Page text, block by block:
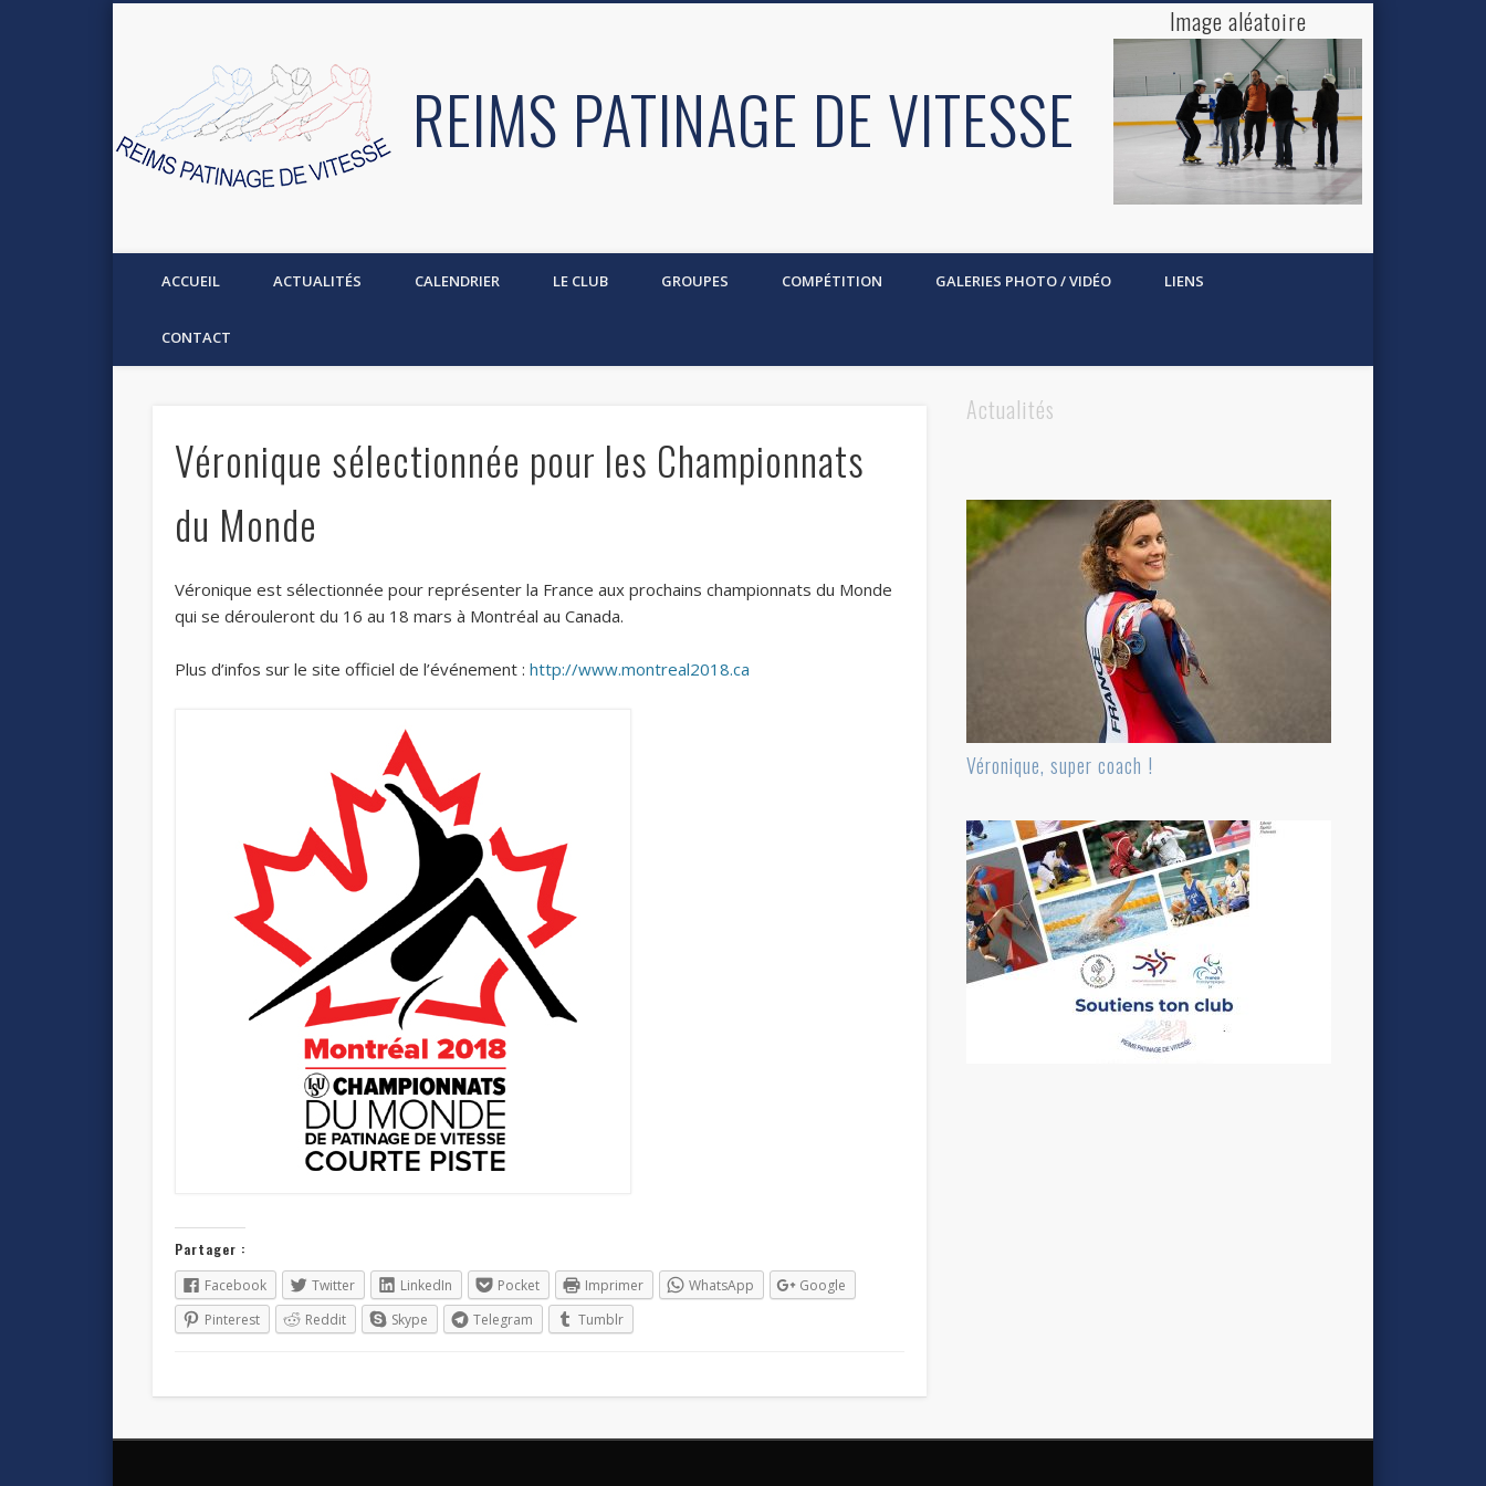
REIMS PATINAGE DE VITESSE
Image aléatoire
ACCUEIL ACTUALITÉS CALENDRIER LE CLUB GROUPES COMPÉTITION GALERIES PHOTO / VIDÉO LIENS
CONTACT
Véronique sélectionnée pour les Championnats
du Monde
Véronique est sélectionnée pour représenter la France aux prochains championnats du Monde
qui se dérouleront du 16 au 18 mars à Montréal au Canada.
Plus d’infos sur le site officiel de l’événement :http://www.montreal2018.ca
Partager :
Facebook
Twitter LinkedIn Pocket Imprimer WhatsApp
Google
Pinterest
Reddit Skype Telegram Tumblr
Actualités
Véronique, super coach !